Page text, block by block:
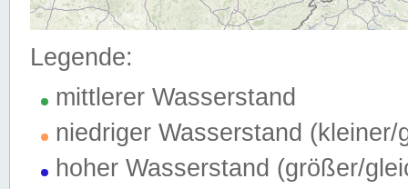
Legende:
mittlerer Wasserstand
niedriger Wasserstand (kleiner/
hoher Wasserstand (größer/